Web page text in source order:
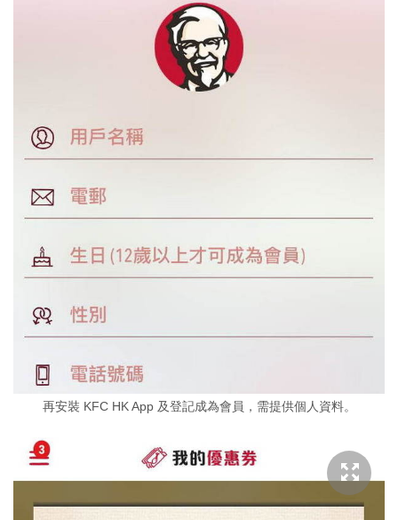
再安裝 KFC HK App 及登記成為會員，需提供個人資料。